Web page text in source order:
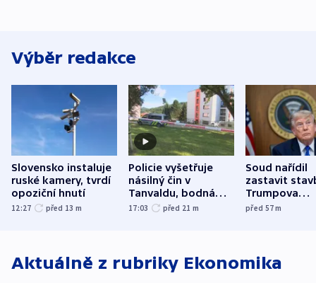
Výběr redakce
Slovensko instaluje
ruské kamery, tvrdí
opoziční hnutí
12:27 před 13 m
Policie vyšetřuje
násilný čin v
Tanvaldu, bodná
zranění při něm
17:03 před 21 m
Soud nařídil
zastavit
Trumpova
tanečního
před 57m
Aktuálně z rubriky Ekonomika